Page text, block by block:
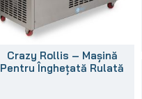
Crazy Rollis – Mașină
Pentru Înghețată Rulată